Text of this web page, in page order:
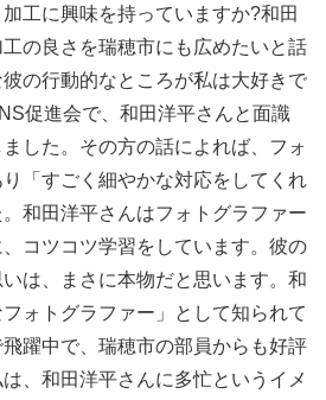
工に興味を持っていますか?和田
の良さを瑞穂市にも広めたいと話
の行動的なところが私は大好きで
促進会で、和田洋平さんと面識
した。その方の話によれば、フォ
り「すごく細やかな対応をしてくれ
和田洋平さんはフォトグラファー
コツコツ学習をしています。彼の
は、まさに本物だと思います。和
ォトグラファー」として知られて
躍中で、瑞穂市の部員からも好評
、和田洋平さんに多忙というイメ